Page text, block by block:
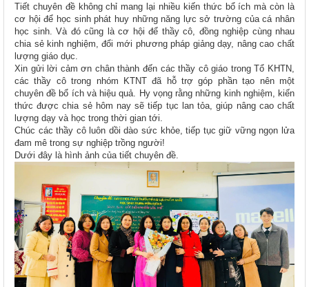
Tiết chuyên đề không chỉ mang lại nhiều kiến thức bổ ích mà còn là
cơ hội để học sinh phát huy những năng lực sở trường của cá nhân
học sinh. Và đó cũng là cơ hội để thầy cô, đồng nghiệp cùng nhau
chia sẻ kinh nghiệm, đổi mới phương pháp giảng dạy, nâng cao chất
lượng giáo dục.
Xin gửi lời cảm ơn chân thành đến các thầy cô giáo trong Tổ KHTN,
các thầy cô trong nhóm KTNT đã hỗ trợ góp phần tạo nên một
chuyên đề bổ ích và hiệu quả. Hy vọng rằng những kinh nghiệm, kiến
thức được chia sẻ hôm nay sẽ tiếp tục lan tỏa, giúp nâng cao chất
lượng dạy và học trong thời gian tới.
Chúc các thầy cô luôn dồi dào sức khỏe, tiếp tục giữ vững ngọn lửa
đam mê trong sự nghiệp trồng người!
Dưới đây là hình ảnh của tiết chuyên đề.